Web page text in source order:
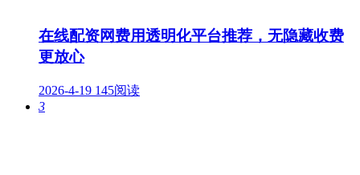
在线配资网费用透明化平台推荐，无隐藏收费
更放心
2026-4-19 145阅读
3